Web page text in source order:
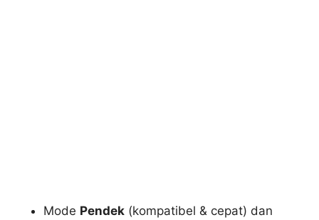
Mode Pendek (kompatibel & cepat) dan